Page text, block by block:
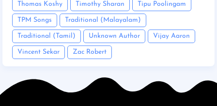
Thomas Koshy Timothy Sharan Tipu Poolingam
TPM Songs Traditional (Malayalam)
Traditional (Tamil) Unknown Author Vijay Aaron
Vincent Sekar Zac Robert